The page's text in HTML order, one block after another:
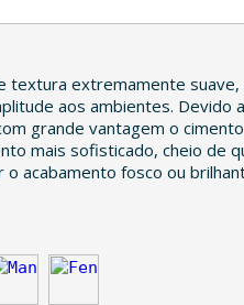
textura extremamente suave,
aos ambientes. Devido
grande vantagem o
mais sofisticado, cheio de
acabamento fosco ou